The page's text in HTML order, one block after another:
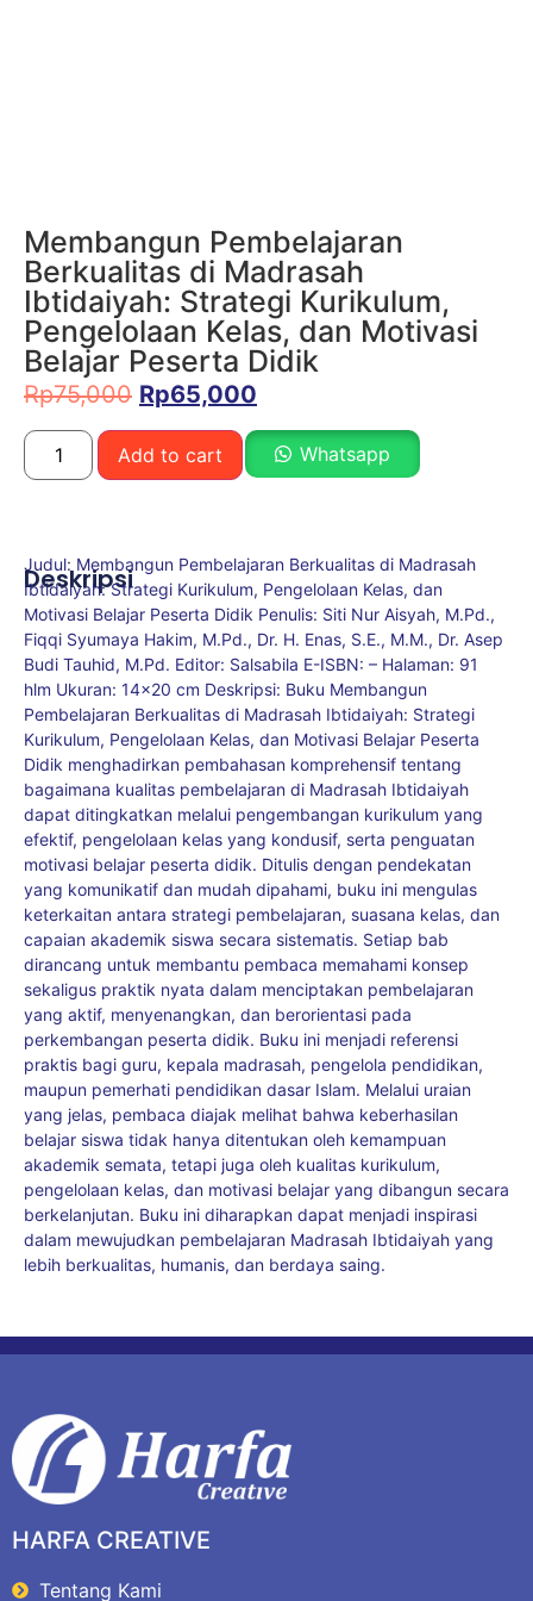
Membangun Pembelajaran
Berkualitas di Madrasah
Ibtidaiyah: Strategi Kurikulum,
Pengelolaan Kelas, dan Motivasi
Belajar Peserta Didik
Rp75,000 Rp65,000
Add to cart Whatsapp
Deskripsi
Judul: Membangun Pembelajaran Berkualitas di Madrasah
Ibtidaiyah: Strategi Kurikulum, Pengelolaan Kelas, dan
Motivasi Belajar Peserta Didik Penulis: Siti Nur Aisyah, M.Pd.,
Fiqqi Syumaya Hakim, M.Pd., Dr. H. Enas, S.E., M.M., Dr. Asep
Budi Tauhid, M.Pd. Editor: Salsabila E-ISBN: – Halaman: 91
hlm Ukuran: 14×20 cm Deskripsi: Buku Membangun
Pembelajaran Berkualitas di Madrasah Ibtidaiyah: Strategi
Kurikulum, Pengelolaan Kelas, dan Motivasi Belajar Peserta
Didik menghadirkan pembahasan komprehensif tentang
bagaimana kualitas pembelajaran di Madrasah Ibtidaiyah
dapat ditingkatkan melalui pengembangan kurikulum yang
efektif, pengelolaan kelas yang kondusif, serta penguatan
motivasi belajar peserta didik. Ditulis dengan pendekatan
yang komunikatif dan mudah dipahami, buku ini mengulas
keterkaitan antara strategi pembelajaran, suasana kelas, dan
capaian akademik siswa secara sistematis. Setiap bab
dirancang untuk membantu pembaca memahami konsep
sekaligus praktik nyata dalam menciptakan pembelajaran
yang aktif, menyenangkan, dan berorientasi pada
perkembangan peserta didik. Buku ini menjadi referensi
praktis bagi guru, kepala madrasah, pengelola pendidikan,
maupun pemerhati pendidikan dasar Islam. Melalui uraian
yang jelas, pembaca diajak melihat bahwa keberhasilan
belajar siswa tidak hanya ditentukan oleh kemampuan
akademik semata, tetapi juga oleh kualitas kurikulum,
pengelolaan kelas, dan motivasi belajar yang dibangun secara
berkelanjutan. Buku ini diharapkan dapat menjadi inspirasi
dalam mewujudkan pembelajaran Madrasah Ibtidaiyah yang
lebih berkualitas, humanis, dan berdaya saing.
HARFA CREATIVE
Tentang Kami